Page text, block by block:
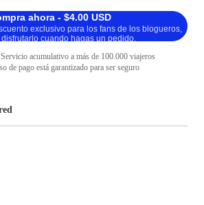
ahora - $4.00 USD
exclusivo para los fans de los blogueros,
cuando hagas un pedido.
Servicio acumulativo a más de 100.000 viajeros
de pago está garantizado para ser seguro